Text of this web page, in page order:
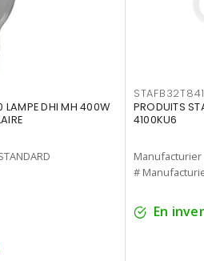
LAMPE DHI MH 400W
PRODUITS
4100KU6
Manufacturier
#
En